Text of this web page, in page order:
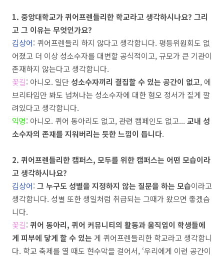
1. 중앙대학교가 퀴어프렌들리한 학교라고 생각하시나요? 그리
고 그 이유는 무엇인가요?
김상어: 퀴어프렌들리 하지 않다고 생각합니다. 평등위원회도 없
어졌고 더 이상 성소수자를 대변할 공식적이고,규모가 큰 기관이
존재하지 않는다고 생각합니다.
꽃길: 아니오. 일단 성소수자끼리 결집할 수 있는 공간이 없고, 에
브리타임만 봐도 넘쳐나는 성소수자에 대한 혐오 정서가 짙게 깔
려있다고 생각합니다.
익명: 아니오. 퀴어 동아리도 없고,관련 캠페인도 없고... 교내 성
소수자의 존재를 지워버리는 듯한 느낌이 듭니다.
2. 퀴어프렌들리한 캠퍼스, 모두를 위한 캠퍼스는 어떤 모습이라
고 생각하시나요?
김상어: 그 누구도 성별을 지정하지 않는 질문을 하는 모습이라고
생각합니다. 성별 또한 생일처럼 취급되는 그때가 왔으면 좋겠습
니다.
꽃길: 퀴어 동아리, 퀴어 커뮤니티의 활동과 움직임이 학생들에
게 피부에 닿게 할 수 있는 게 퀴어프렌들리한 학교라고 생각합니
다. 학교 축제를 열 때도 현수막을 걸어서, ‘우리에게 이런 공간이